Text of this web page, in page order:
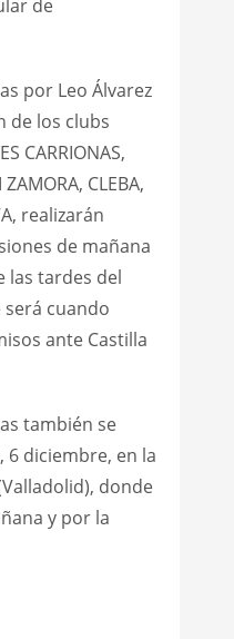
de
por Leo Álvarez
de los clubs
CARRIONAS,
CLEBA,
realizarán
de mañana
las tardes del
será cuando
ante Castilla
también se
diciembre, en la
donde
y por la